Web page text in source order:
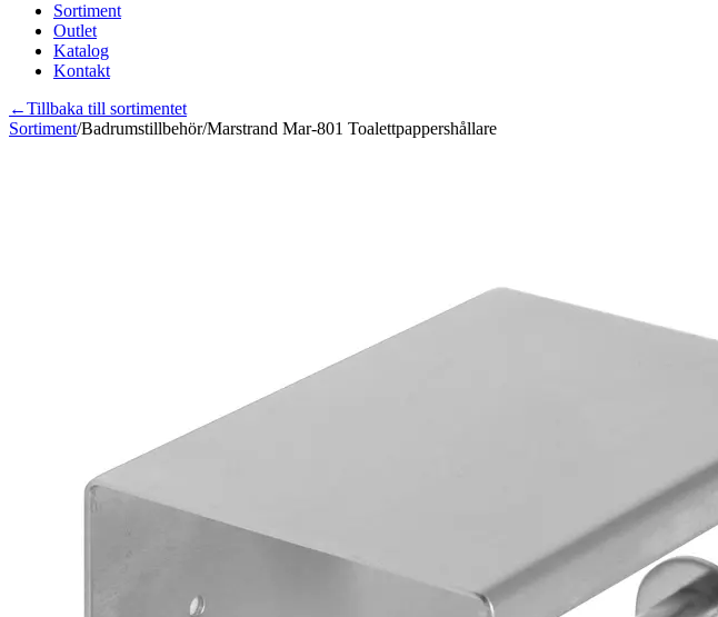
Sortiment
Outlet
Katalog
Kontakt
←Tillbaka till sortimentet
Sortiment/Badrumstillbehör/Marstrand Mar-801 Toalettpappershållare